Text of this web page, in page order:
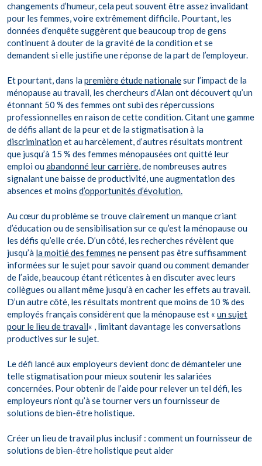
changements d’humeur, cela peut souvent être assez invalidant
pour les femmes, voire extrêmement difficile. Pourtant, les
données d’enquête suggèrent que beaucoup trop de gens
continuent à douter de la gravité de la condition et se
demandent si elle justifie une réponse de la part de l’employeur.
Et pourtant, dans lapremière étude nationalesur l’impact de la
ménopause au travail, les chercheurs d’Alan ont découvert qu’un
étonnant 50 % des femmes ont subi des répercussions
professionnelles en raison de cette condition. Citant une gamme
de défis allant de la peur et de la stigmatisation à la
discriminationet au harcèlement, d’autres résultats montrent
que jusqu’à 15 % des femmes ménopausées ont quitté leur
emploi ouabandonné leur carrière, de nombreuses autres
signalant une baisse de productivité, une augmentation des
absences et moins d’opportunités d’évolution.
Au cœur du problème se trouve clairement un manque criant
d’éducation ou de sensibilisation sur ce qu’est la ménopause ou
les défis qu’elle crée. D’un côté, les recherches révèlent que
jusqu’à la moitié des femmes ne pensent pas être suffisamment
informées sur le sujet pour savoir quand ou comment demander
de l’aide, beaucoup étant réticentes à en discuter avec leurs
collègues ou allant même jusqu’à en cacher les effets au travail.
D’un autre côté, les résultats montrent que moins de 10 % des
employés français considèrent que la ménopause est « un sujet
pour le lieu de travail« , limitant davantage les conversations
productives sur le sujet.
Le défi lancé aux employeurs devient donc de démanteler une
telle stigmatisation pour mieux soutenir les salariées
concernées. Pour obtenir de l’aide pour relever un tel défi, les
employeurs n’ont qu’à se tourner vers un fournisseur de
solutions de bien-être holistique.
Créer un lieu de travail plus inclusif : comment un fournisseur de
solutions de bien-être holistique peut aider